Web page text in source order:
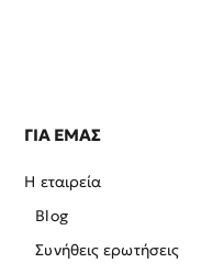
ΓΙΑ ΕΜΑΣ
Η εταιρεία
Blog
Συνήθεις ερωτήσεις